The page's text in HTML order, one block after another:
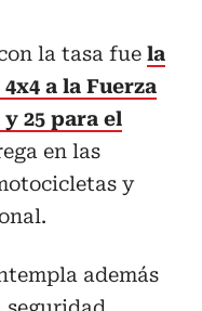
la tasa fue la
a la Fuerza
25 para el
en las
y
además